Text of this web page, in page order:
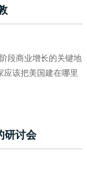
段商业增长的关键地
应该把美国建在哪里
研讨会